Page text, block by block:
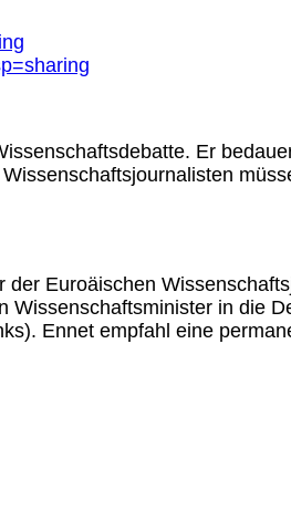
Er
Euroäischen
in die
Ennet empfahl eine